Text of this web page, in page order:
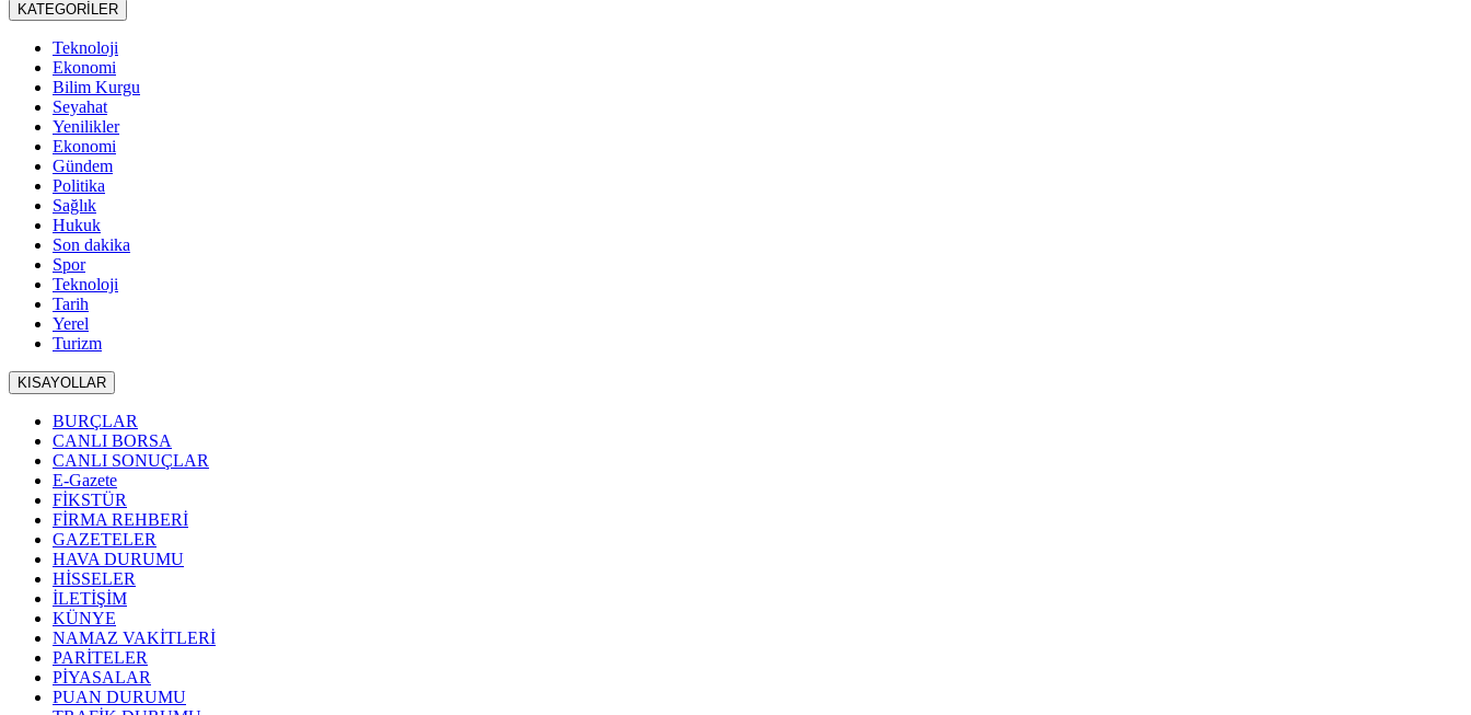
KATEGORİLER
Teknoloji
Ekonomi
Bilim Kurgu
Seyahat
Yenilikler
Ekonomi
Gündem
Politika
Sağlık
Hukuk
Son dakika
Spor
Teknoloji
Tarih
Yerel
Turizm
KISAYOLLAR
BURÇLAR
CANLI BORSA
CANLI SONUÇLAR
E-Gazete
FİKSTÜR
FİRMA REHBERİ
GAZETELER
HAVA DURUMU
HİSSELER
İLETİŞİM
KÜNYE
NAMAZ VAKİTLERİ
PARİTELER
PİYASALAR
PUAN DURUMU